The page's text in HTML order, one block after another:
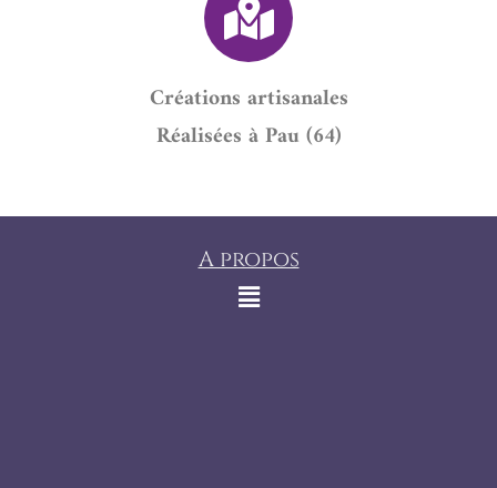
Créations artisanales
Réalisées à Pau (64)
A propos